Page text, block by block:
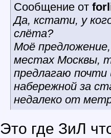
Сообщение от
Да, кстати, у
слёта?
Моё
местах Москвы,
предлагаю
набережной за
недалеко от
Это где ЗиЛ